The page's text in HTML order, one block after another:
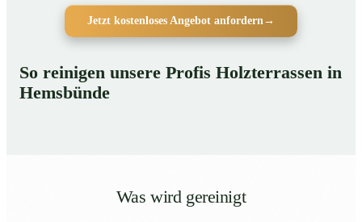
Jetzt kostenloses Angebot anfordern→
So reinigen unsere Profis Holzterrassen in
Hemsbünde
Was wird gereinigt